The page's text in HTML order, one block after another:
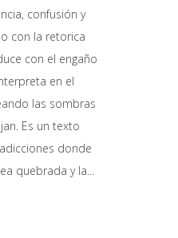
confusión y
con la retorica
con el engaño
en el
las sombras
Es un texto
donde
quebrada y la...